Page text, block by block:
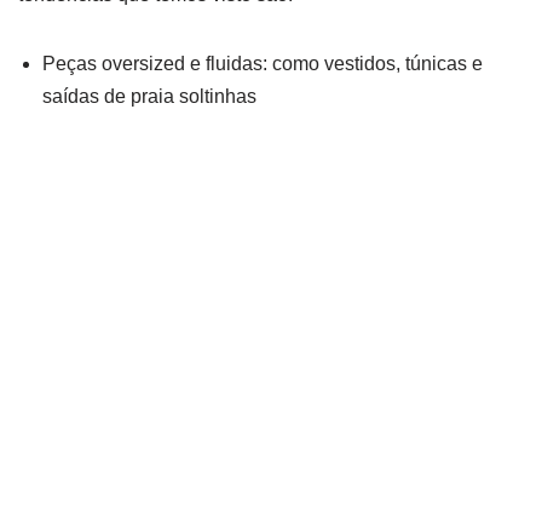
Peças oversized e fluidas: como vestidos, túnicas e
saídas de praia soltinhas